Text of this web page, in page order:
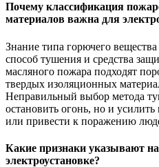
Почему классификация
материалов важна для
Знание типа горючего
способ тушения и средства
масляного пожара подходят
твердых изоляционных
Неправильный выбор метода
остановить огонь, но и
или привести к поражению
Какие признаки указывают
электроустановке?